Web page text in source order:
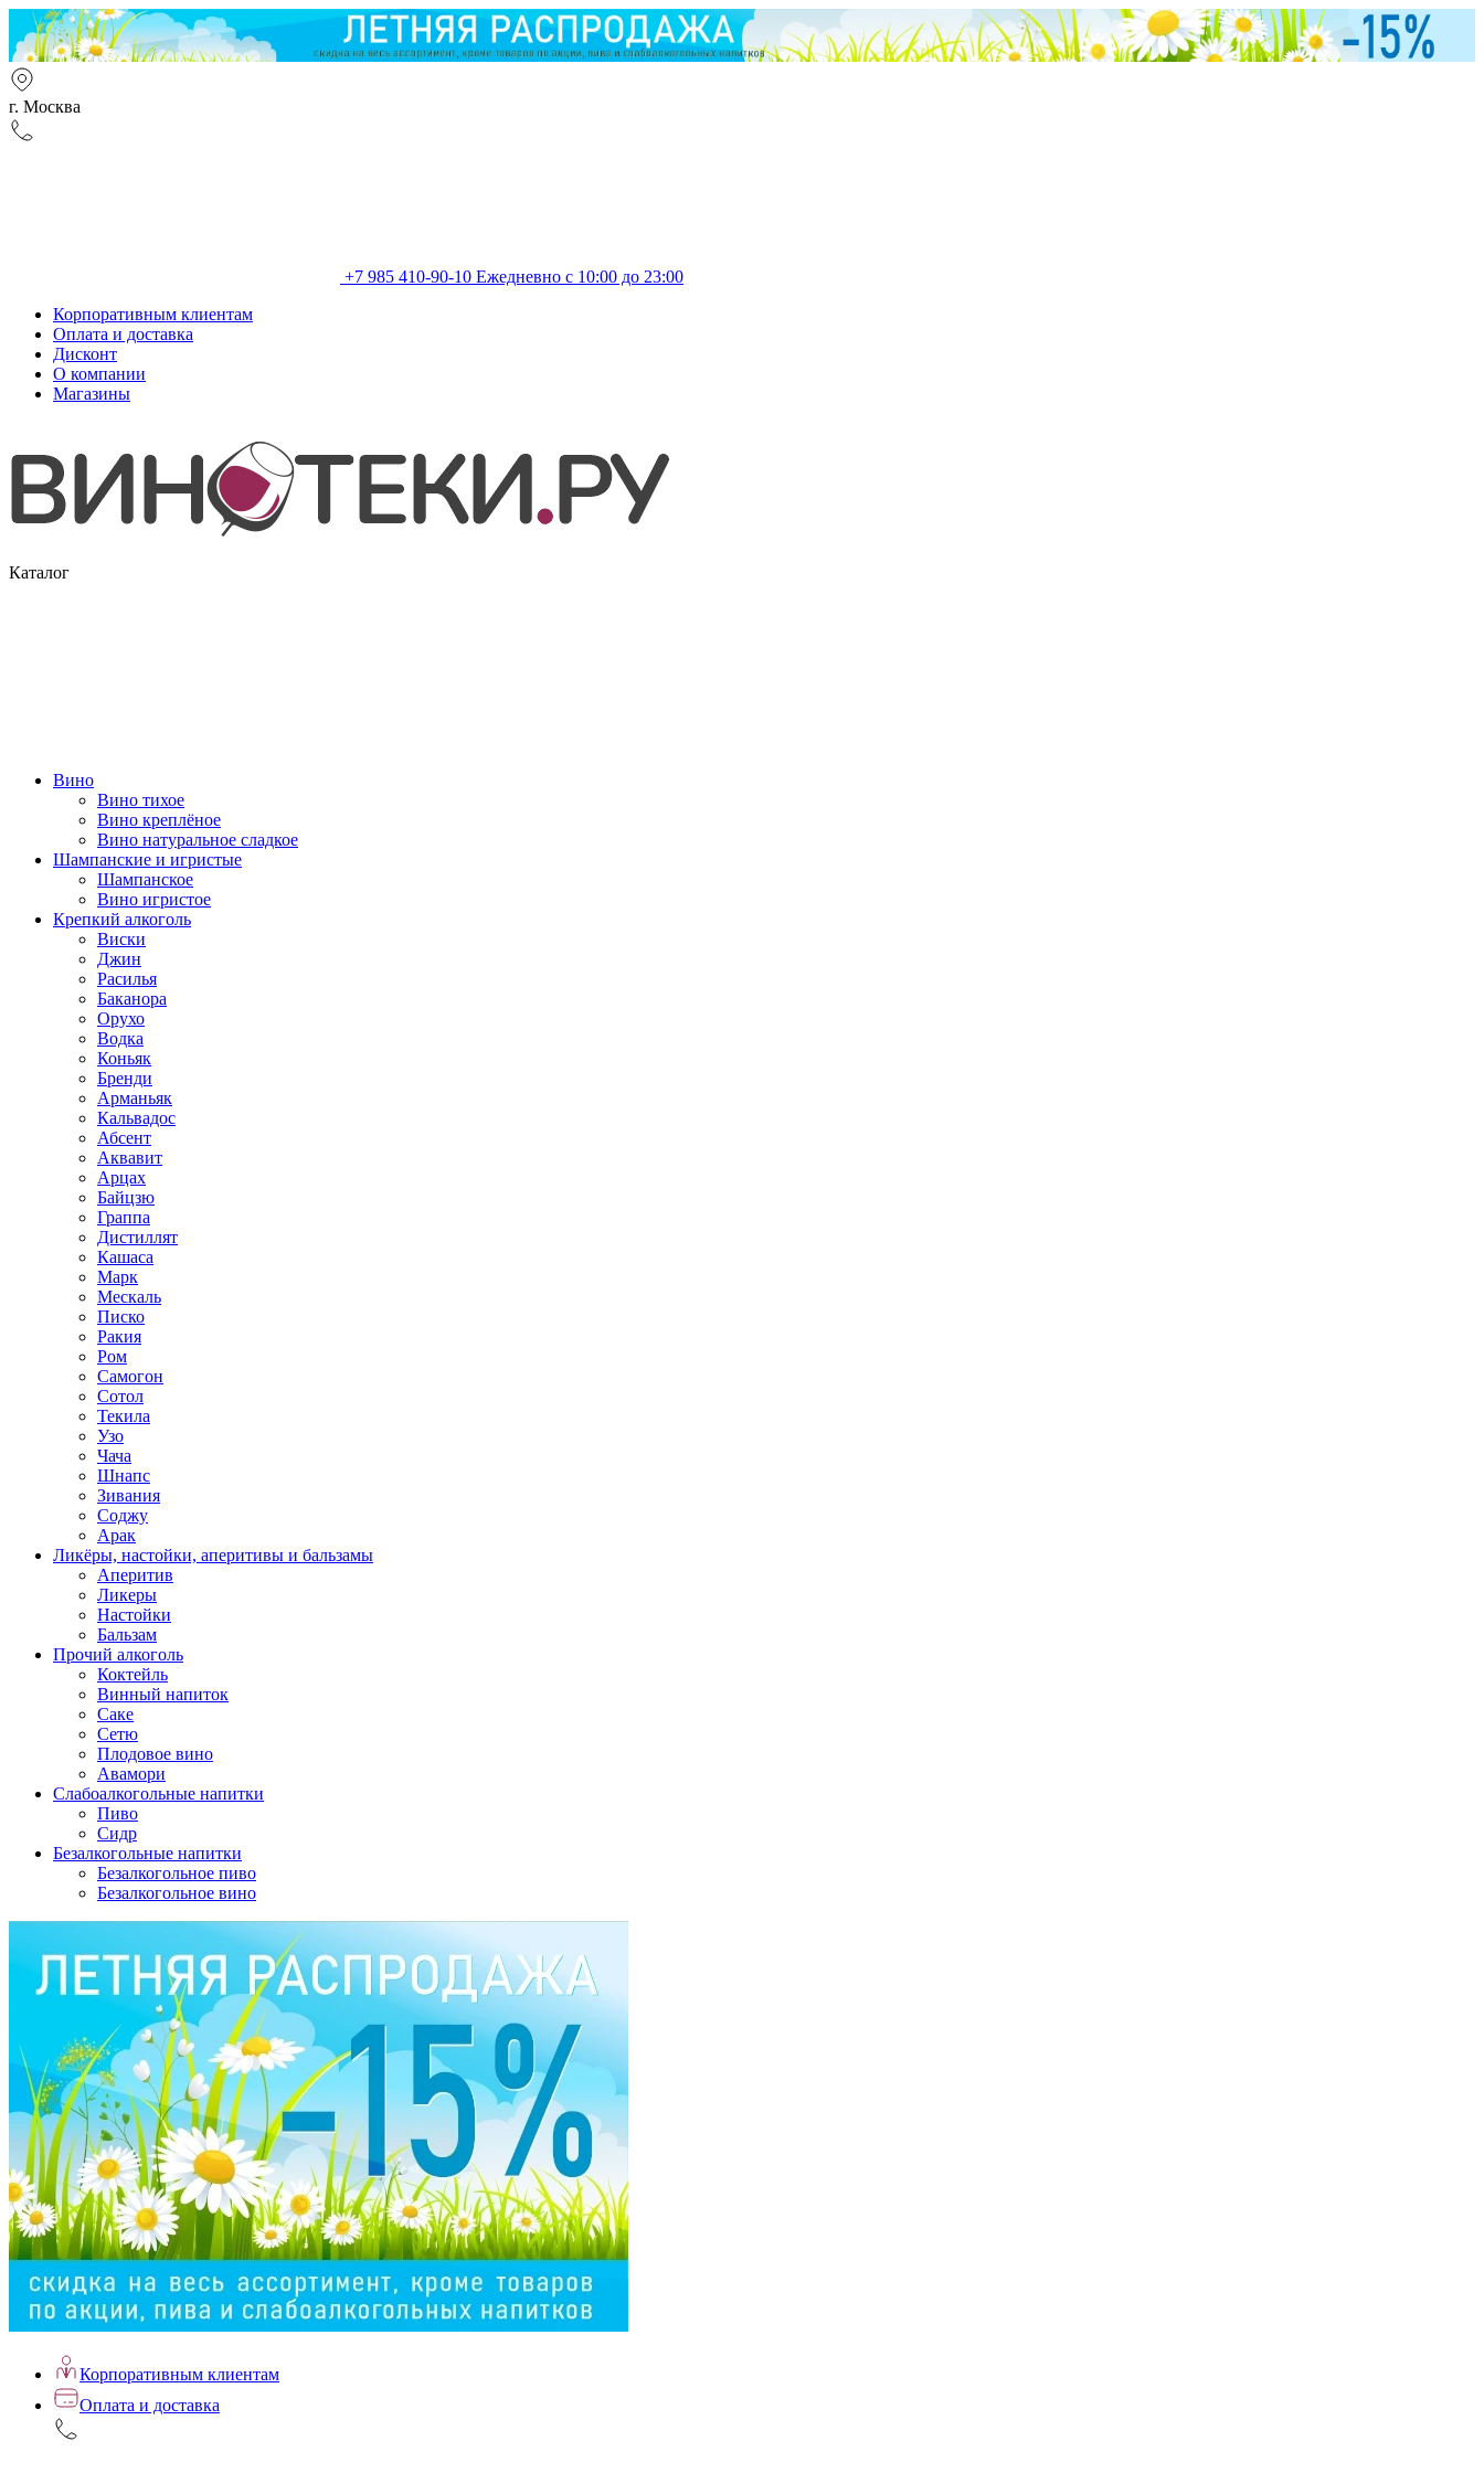
г. Москва
+7 985 410-90-10 Ежедневно с 10:00 до 23:00
Корпоративным клиентам
Оплата и доставка
Дисконт
О компании
Магазины
Каталог
Вино
Вино тихое
Вино креплёное
Вино натуральное сладкое
Шампанские и игристые
Шампанское
Вино игристое
Крепкий алкоголь
Виски
Джин
Расилья
Баканора
Орухо
Водка
Коньяк
Бренди
Арманьяк
Кальвадос
Абсент
Аквавит
Арцах
Байцзю
Граппа
Дистиллят
Кашаса
Марк
Мескаль
Писко
Ракия
Ром
Самогон
Сотол
Текила
Узо
Чача
Шнапс
Зивания
Соджу
Арак
Ликёры, настойки, аперитивы и бальзамы
Аперитив
Ликеры
Настойки
Бальзам
Прочий алкоголь
Коктейль
Винный напиток
Саке
Сетю
Плодовое вино
Авамори
Слабоалкогольные напитки
Пиво
Сидр
Безалкогольные напитки
Безалкогольное пиво
Безалкогольное вино
Корпоративным клиентам
Оплата и доставка